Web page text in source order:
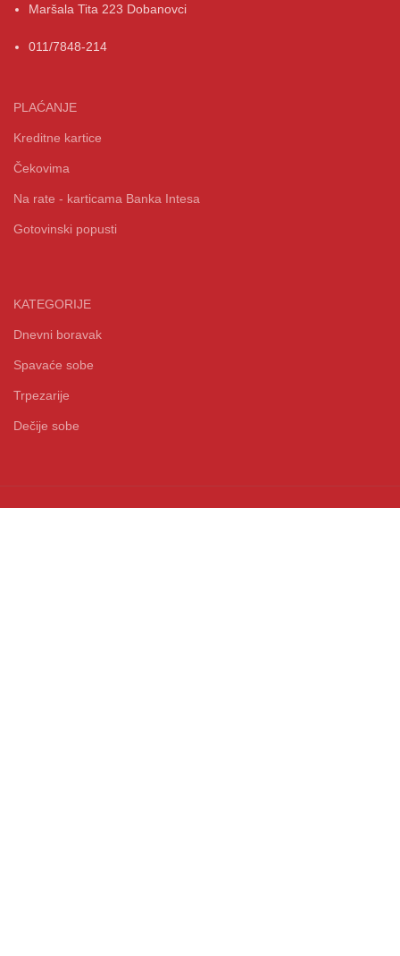
Maršala Tita 223 Dobanovci
011/7848-214
PLAĆANJE
Kreditne kartice
Čekovima
Na rate - karticama Banka Intesa
Gotovinski popusti
KATEGORIJE
Dnevni boravak
Spavaće sobe
Trpezarije
Dečije sobe